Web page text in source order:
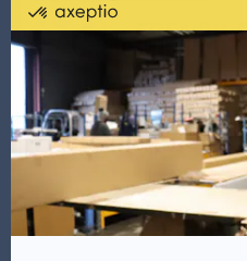
savoir
plus
sur
Axeptio